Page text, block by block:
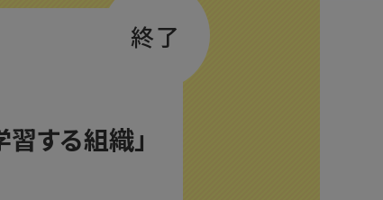
開
終了
する組織」